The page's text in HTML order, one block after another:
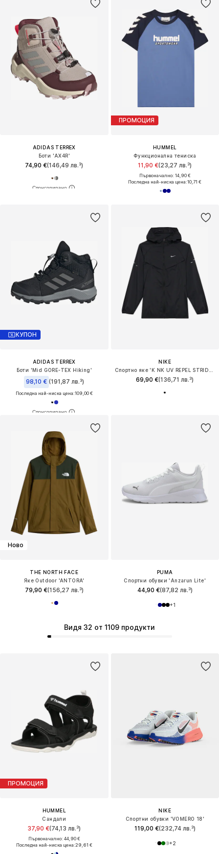
ADIDAS TERREX
Боти 'AX4R'
74,90 €(146,49 лв.³)
ПРОМОЦИЯ
HUMMEL
Функционална тениска
11,90 €(23,27 лв.³)
Първоначално: 14,90 €
Последна най-ниска цена:10,71 €
КУПОН
ADIDAS TERREX
Боти 'Mid GORE-TEX Hiking'
98,10 € (191,87 лв.³)
Последна най-ниска цена:109,00 €
NIKE
69,90 €(136,71 лв.³)
Ново
THE NORTH FACE
Яке Outdoor 'ANTORA'
79,90 €(156,27 лв.³)
PUMA
Спортни обувки 'Anzarun Lite'
44,90 €(87,82 лв.³)
+1
Видя 32 от 1109 продукти
ПРОМОЦИЯ
HUMMEL
Сандали
37,90 €(74,13 лв.³)
Първоначално: 44,90 €
Последна най-ниска цена:29,61 €
NIKE
Спортни обувки 'VOMERO 18'
119,00 €(232,74 лв.³)
+2